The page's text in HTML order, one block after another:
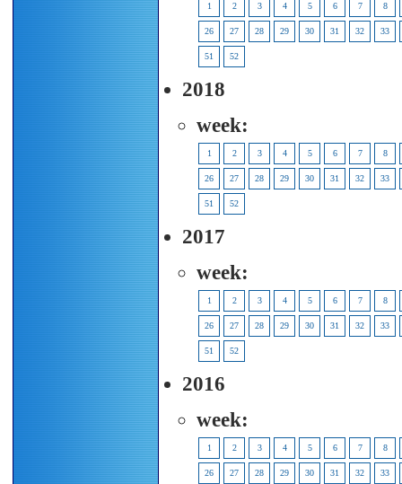
1 2 3 4 5 6 7 8
26 27 28 29 30 31 32 33
51 52
2018
week:
1 2 3 4 5 6 7 8
26 27 28 29 30 31 32 33
51 52
2017
week:
1 2 3 4 5 6 7 8
26 27 28 29 30 31 32 33
51 52
2016
week:
1 2 3 4 5 6 7 8
26 27 28 29 30 31 32 33